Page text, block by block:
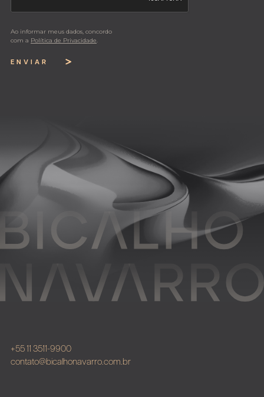
Ao informar meus dados, concordo
com a Política de Privacidade.
ENVIAR
+55 11 3511-9900
contato@bicalhonavarro.com.br